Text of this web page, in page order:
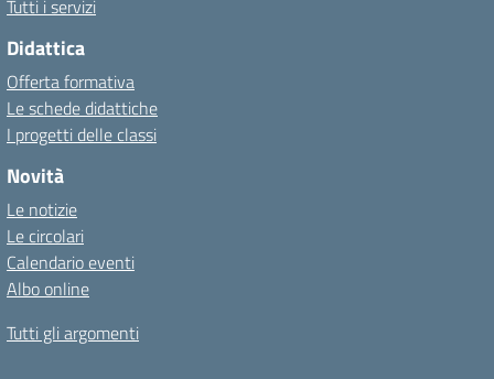
Tutti i servizi
Didattica
Offerta formativa
Le schede didattiche
I progetti delle classi
Novità
Le notizie
Le circolari
Calendario eventi
Albo online
Tutti gli argomenti